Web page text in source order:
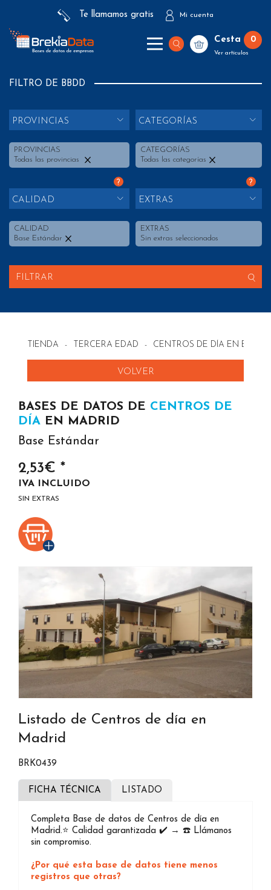
Te llamamos gratis Mi cuenta
Cesta 0
Ver artículos
FILTRO DE BBDD
PROVINCIAS
PROVINCIAS
Todas las provincias
CATEGORÍAS
CATEGORÍAS
Todas las categorías
?
CALIDAD
CALIDAD
Base Estándar
?
EXTRAS
EXTRAS
Sin extras seleccionados
FILTRAR
TIENDA - TERCERA EDAD - CENTROS DE DÍA EN
VOLVER
BASES DE DATOS DE CENTROS DE
DÍA EN MADRID
Base Estándar
2,53€ *
IVA INCLUIDO
SIN EXTRAS
Listado de Centros de día en
Madrid
BRK0439
FICHA TÉCNICA LISTADO
Completa Base de datos de Centros de día en
Madrid.⭐️ Calidad garantizada ✔️ → ☎️ Llámanos
sin compromiso.
¿Por qué esta base de datos tiene menos
registros que otras?